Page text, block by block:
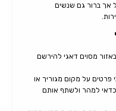
אך ברור גם שנשים
מסוים דאגי להירשם
על מקום מגוריך או
כדאי למהר ולשתף אותם